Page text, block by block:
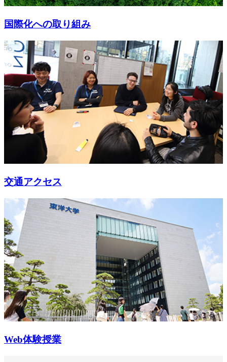
国際化への取り組み
交通アクセス
Web体験授業